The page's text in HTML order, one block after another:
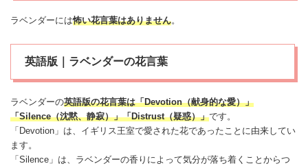
ラベンダーには怖い花言葉はありません。
英語版｜ラベンダーの花言葉
ラベンダーの英語版の花言葉は「Devotion（献身的な愛）」
「Silence（沈黙、静寂）」「Distrust（疑惑）」です。
「Devotion」は、イギリス王室で愛された花であったことに由来してい
ます。
「Silence」は、ラベンダーの香りによって気分が落ち着くことからつ